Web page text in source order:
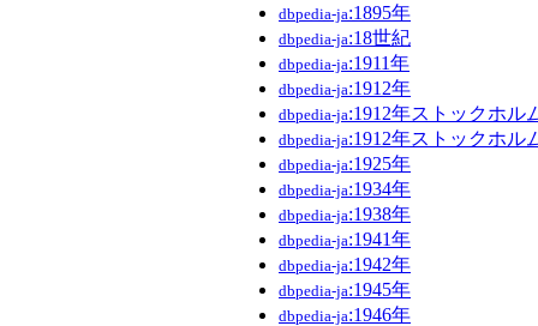
dbpedia-ja:1895年
dbpedia-ja:18世紀
dbpedia-ja:1911年
dbpedia-ja:1912年
dbpedia-ja:1912年ストックホル
dbpedia-ja:1912年ストックホル
dbpedia-ja:1925年
dbpedia-ja:1934年
dbpedia-ja:1938年
dbpedia-ja:1941年
dbpedia-ja:1942年
dbpedia-ja:1945年
dbpedia-ja:1946年